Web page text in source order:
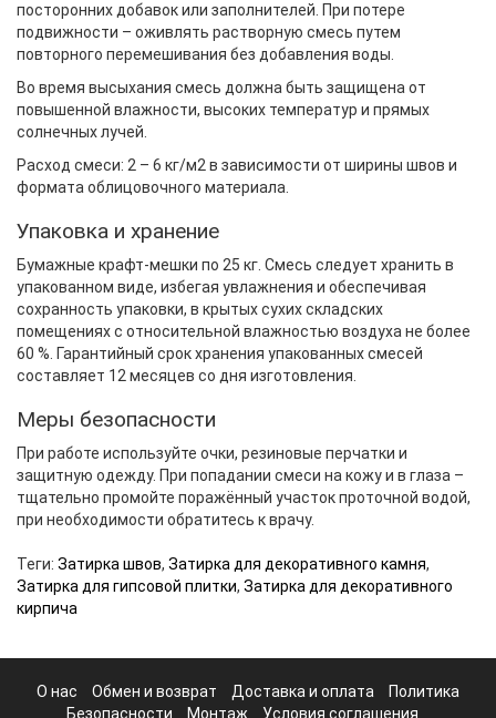
посторонних добавок или заполнителей. При потере
подвижности – оживлять растворную смесь путем
повторного перемешивания без добавления воды.
Во время высыхания смесь должна быть защищена от
повышенной влажности, высоких температур и прямых
солнечных лучей.
Расход смеси: 2 – 6 кг/м2 в зависимости от ширины швов и
формата облицовочного материала.
Упаковка и хранение
Бумажные крафт-мешки по 25 кг. Смесь следует хранить в
упакованном виде, избегая увлажнения и обеспечивая
сохранность упаковки, в крытых сухих складских
помещениях с относительной влажностью воздуха не более
60 %. Гарантийный срок хранения упакованных смесей
составляет 12 месяцев со дня изготовления.
Меры безопасности
При работе используйте очки, резиновые перчатки и
защитную одежду. При попадании смеси на кожу и в глаза –
тщательно промойте поражённый участок проточной водой,
при необходимости обратитесь к врачу.
Теги: Затирка швов, Затирка для декоративного камня,
Затирка для гипсовой плитки, Затирка для декоративного
кирпича
О нас Обмен и возврат Доставка и оплата
Политика
Безопасности
Монтаж Условия соглашения